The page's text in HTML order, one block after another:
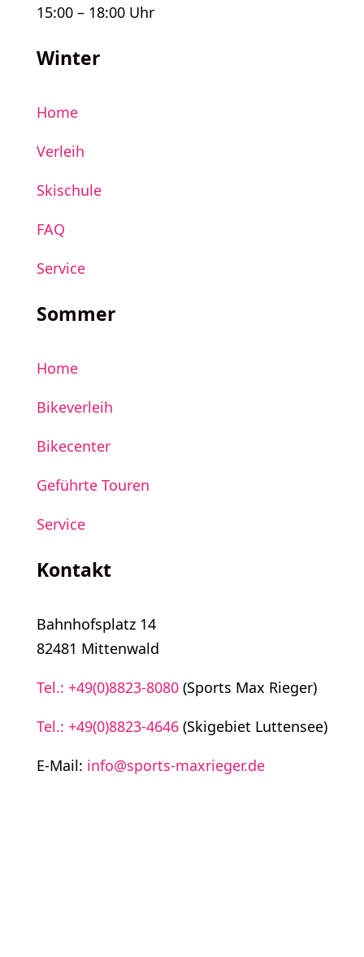
15:00 – 18:00 Uhr
Winter
Home
Verleih
Skischule
FAQ
Service
Sommer
Home
Bikeverleih
Bikecenter
Geführte Touren
Service
Kontakt
Bahnhofsplatz 14
82481 Mittenwald
Tel.: +49(0)8823-8080(Sports Max Rieger)
Tel.: +49(0)8823-4646(Skigebiet Luttensee)
E-Mail: info@sports-maxrieger.de